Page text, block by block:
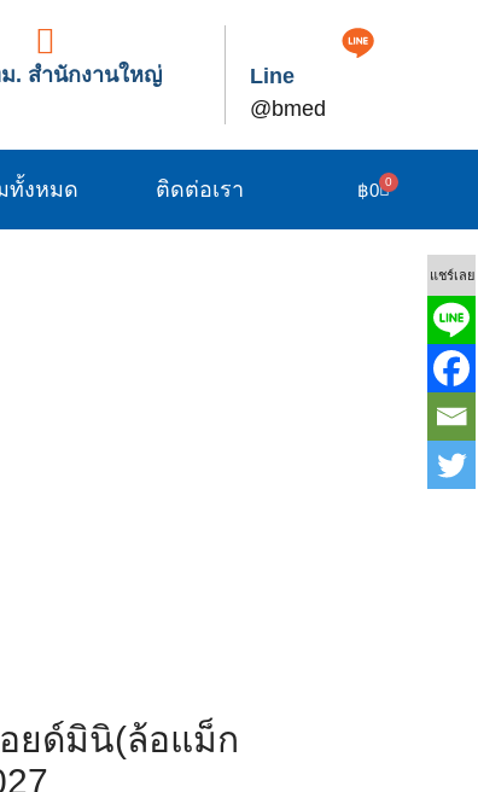
. สำนักงานใหญ่
Line
@bmed
ทั้งหมด ติดต่อเรา ฿0 0
ยด์มินิ(ล้อแม็ก